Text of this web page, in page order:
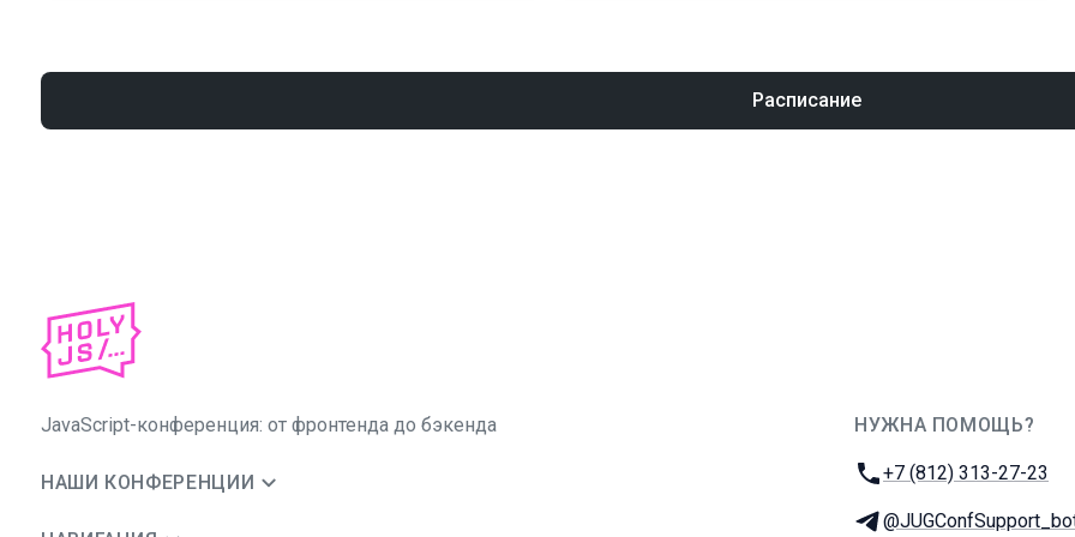
Расписание
JavaScript-конференция: от фронтенда до бэкенда
НАШИ КОНФЕРЕНЦИИ
НУЖНА ПОМОЩЬ?
Телефон:
+7 (812) 313-27-23
Телеграм: